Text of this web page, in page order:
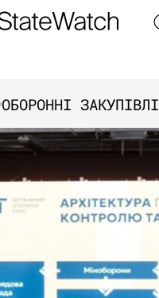
ОБОРОННІ ЗАКУПІВЛІ